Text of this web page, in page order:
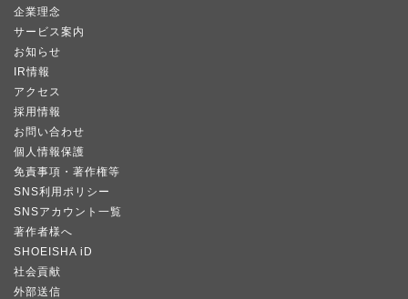
企業理念
サービス案内
お知らせ
IR情報
アクセス
採用情報
お問い合わせ
個人情報保護
免責事項・著作権等
SNS利用ポリシー
SNSアカウント一覧
著作者様へ
SHOEISHA iD
社会貢献
外部送信